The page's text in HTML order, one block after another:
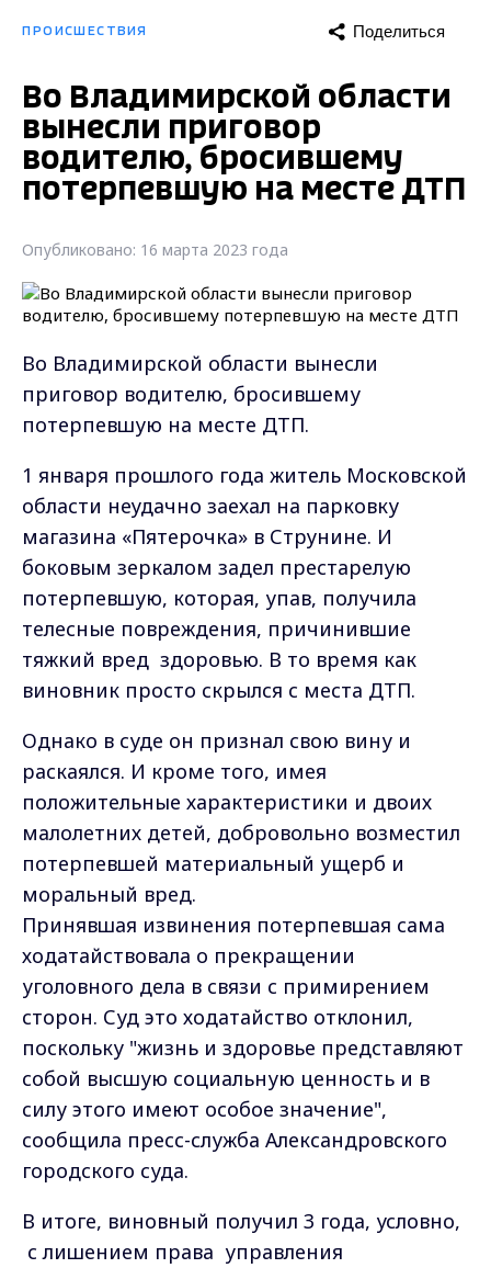
ПРОИСШЕСТВИЯ Поделиться
Во Владимирской области
вынесли приговор
водителю, бросившему
потерпевшую на месте ДТП
Опубликовано: 16 марта 2023 года
Во Владимирской области вынесли
приговор водителю, бросившему
потерпевшую на месте ДТП.
1 января прошлого года житель Московской
области неудачно заехал на парковку
магазина «Пятерочка» в Струнине. И
боковым зеркалом задел престарелую
потерпевшую, которая, упав, получила
телесные повреждения, причинившие
тяжкий вред здоровью. В то время как
виновник просто скрылся с места ДТП.
Однако в суде он признал свою вину и
раскаялся. И кроме того, имея
положительные характеристики и двоих
малолетних детей, добровольно возместил
потерпевшей материальный ущерб и
моральный вред.
Принявшая извинения потерпевшая сама
ходатайствовала о прекращении
уголовного дела в связи с примирением
сторон. Суд это ходатайство отклонил,
поскольку "жизнь и здоровье представляют
собой высшую социальную ценность и в
силу этого имеют особое значение",
сообщила пресс-служба Александровского
городского суда.
В итоге, виновный получил 3 года, условно,
с лишением права управления